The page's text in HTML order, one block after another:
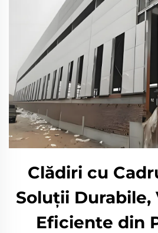
Clădiri cu
Soluții Durabile,
Eficiente din